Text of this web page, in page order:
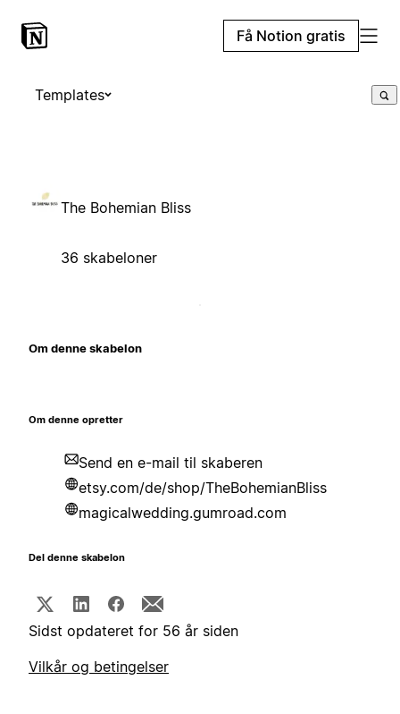
Få Notion gratis
Templates
The Bohemian Bliss
36 skabeloner
Om denne skabelon
Om denne opretter
Send en e-mail til skaberen
etsy.com/de/shop/TheBohemianBliss
magicalwedding.gumroad.com
Del denne skabelon
Sidst opdateret for 56 år siden
Vilkår og betingelser